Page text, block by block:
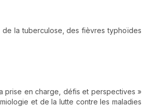
de la tuberculose, des fièvres typhoïdes
prise en charge, défis et perspectives »
et de la lutte contre les maladies